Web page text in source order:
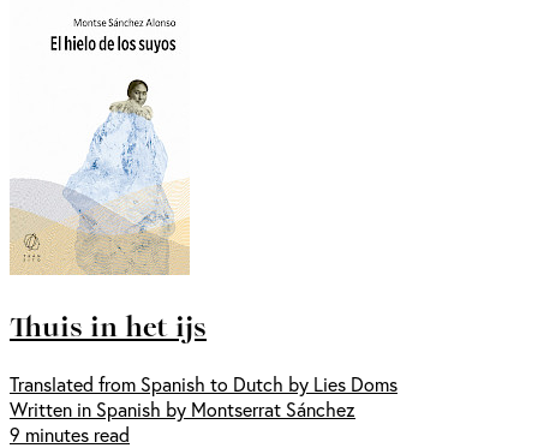
Thuis in het ijs
Translated from Spanish to Dutch by Lies Doms
Written in Spanish by Montserrat Sánchez
9 minutes read